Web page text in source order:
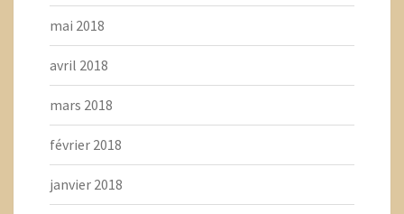
mai 2018
avril 2018
mars 2018
février 2018
janvier 2018